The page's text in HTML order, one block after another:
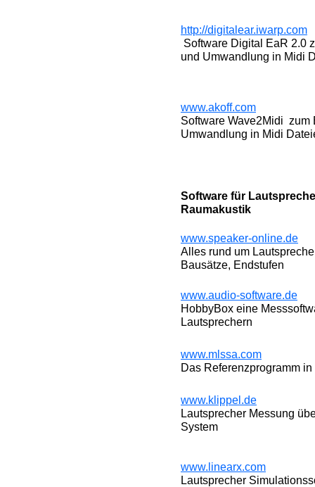
http://digitalear.iwarp.com
Software Digital EaR 2.0
und Umwandlung in Midi
www.akoff.com
Software Wave2Midi zum
Umwandlung in Midi
Software für
Raumakustik
www.speaker-online.de
Alles rund um
Bausätze, Endstufen
www.audio-software.de
HobbyBox eine
Lautsprechern
www.mlssa.com
Das Referenzprogramm
www.klippel.de
Lautsprecher Messung
System
www.linearx.com
Lautsprecher